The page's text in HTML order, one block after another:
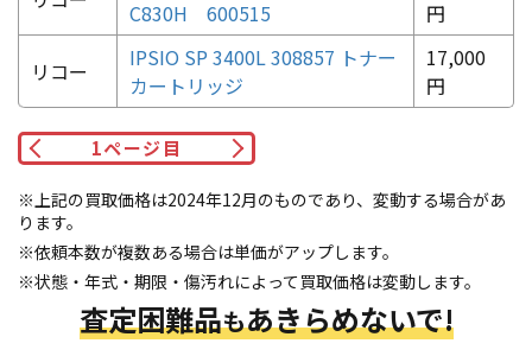
C830H 600515
円
リコー
IPSIO SP 3400L 308857 トナー
カートリッジ
17,000
円
1ページ目
※上記の買取価格は2024年12月のものであり、変動する場合があ
ります。
※依頼本数が複数ある場合は単価がアップします。
※状態・年式・期限・傷汚れによって買取価格は変動します。
査定困難品もあきらめないで!